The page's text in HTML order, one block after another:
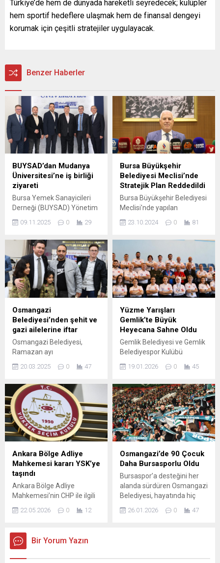
Türkiye’de hem de dünyada hareketli seyredecek; kulüpler
hem sportif hedeflere ulaşmak hem de finansal dengeyi
korumak için çeşitli stratejiler uygulayacak.
Benzer Haberler
BUYSAD’dan Mudanya
Üniversitesi’ne iş birliği
ziyareti
Bursa Yemek Sanayicileri
Derneği (BUYSAD) Yönetim
Kurulu, Bursa’nın ilk vakıf
üniversitesi olan Mudanya
Ziyarette, endüstriyel
yemek sektörü ile eğitim
kurumları arasında iş birliği
olanakları masaya yatırıldı.
Sektörün geleceğine yatırım
BUYSAD Başkanı Abidin
Şakir Özen, ziyaretin
amacının nitelikli insan
kaynağının geliştirilmesi ve
akademik bilgiyle sektör
tecrübesinin buluşturulması
olduğunu...
09.11.2025 0 29
Bursa Büyükşehir
Belediyesi Meclisi’nde
Stratejik Plan Reddedildi
Bursa Büyükşehir Belediyesi
Meclisi'nde yapılan
oylamada stratejik plan
reddedildi. Bu karar,
nasıl etkileyecek? Detaylar
için haberimizi okuyun.
23.10.2024 0 81
Osmangazi
Belediyesi’nden şehit ve
gazi ailelerine iftar
Osmangazi Belediyesi,
Ramazan ayı
yakınlarını iftar sofrasında
Belediyesi, tarafından
Yakup Aktaş Kültür
Merkezi’nde şehit ve gazi
yakınlarına iftar programı
düzenlendi. Osmangazi
Belediye Başkanı Erkan
Aydın, başkanlığında
düzenlenen iftar yemeğine
Milli Eğitim ve Milli Savunma
Eski Bakanı Turhan Tayan,
CHP Osmangazi İlçe
Başkanı Raşit Gürbüz,...
20.03.2025 0 47
Yüzme Yarışları
Gemlik’te Büyük
Heyecana Sahne Oldu
Gemlik Belediyesi ve Gemlik
Belediyespor Kulübü
2026 tarihlerinde Gemlik
Havuzu’nda düzenlenen
Gilman Karadere Masterlar
Yüzme Yarışları, yoğun
katılım ve coşkulu
atmosferiyle tamamlandı.
Organizasyona 6 kulüpten
toplam 80 sporcu katılırken;
yarışmalar 25–34, 35–44,
45–54, 55–64 ve +65 yaş
kategorilerinde
gerçekleştirildi. İki gün süren
müsabakalarda sporcular...
19.01.2026 0 45
Ankara Bölge Adliye
Mahkemesi kararı YSK’ye
taşındı
Ankara Bölge Adliye
Mahkemesi’nin CHP ile ilgili
verdiği mutlak butlan kararı,
Yüksek Seçim Kurulu’na
kararına itiraz ederek
başvurusunu dijital ortamda
22.05.2026 0 12
Osmangazi’de 90 Çocuk
Daha Bursasporlu Oldu
Bursaspor’a desteğini her
alanda sürdüren Osmangazi
Belediyesi, hayatında hiç
maça gitmemiş çocukları
Bursaspor maçına
26.01.2026 0 47
Bir Yorum Yazın